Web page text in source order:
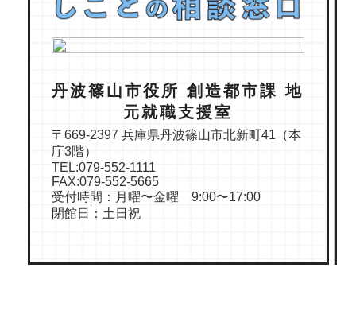
丹波篠山市役所 創造都市課 地
元就職支援室
〒669-2397 兵庫県丹波篠山市北新町41（本
庁3階）
TEL:079-552-1111
FAX:079-552-5665
受付時間：月曜〜金曜 9:00〜17:00
閉館日：土日祝